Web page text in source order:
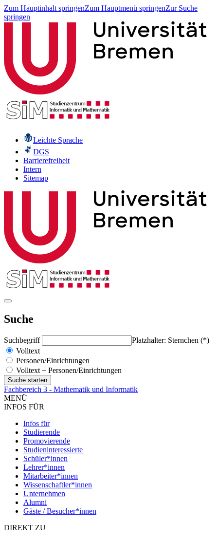
Zum Hauptinhalt springenZum Hauptmenü springenZur Suche
springen
Leichte Sprache
DGS
Barrierefreiheit
Intern
Sitemap
Suche
Suchbegriff
Platzhalter: Sternchen (*)
Volltext
Personen/Einrichtungen
Volltext + Personen/Einrichtungen
Fachbereich 3 - Mathematik und Informatik
MENÜ
INFOS FÜR
Infos für
Studierende
Promovierende
Studieninteressierte
Schüler*innen
Lehrer*innen
Mitarbeiter*innen
Wissenschaftler*innen
Unternehmen
Alumni
Gäste / Besucher*innen
DIREKT ZU